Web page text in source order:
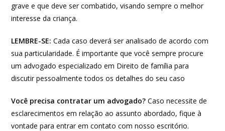
grave e que deve ser combatido, visando sempre o melhor
interesse da criança.
LEMBRE-SE: Cada caso deverá ser analisado de acordo com
sua particularidade. É importante que você sempre procure
um advogado especializado em Direito de família para
discutir pessoalmente todos os detalhes do seu caso
Você precisa contratar um advogado?Caso necessite de
esclarecimentos em relação ao assunto abordado, fique à
vontade para entrar em contato com nosso escritório.